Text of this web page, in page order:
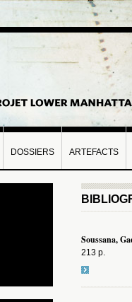
DOSSIERS ARTEFACTS
Soussana,
213 p.